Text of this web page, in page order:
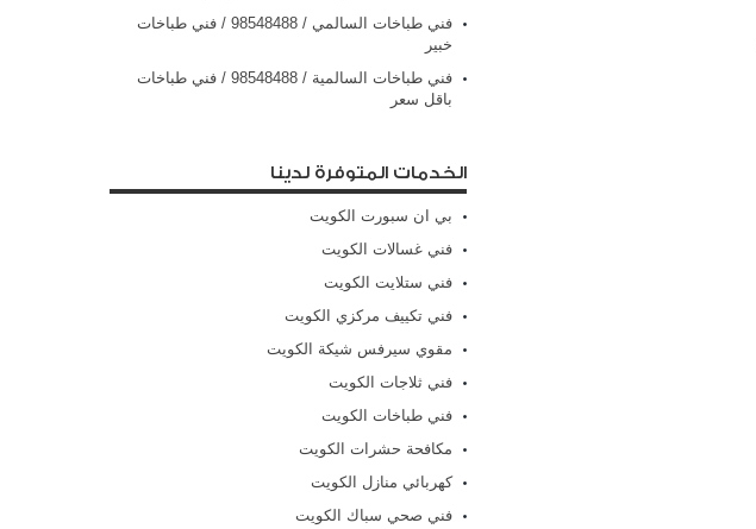
فني طباخات السالمي / 98548488 / فني طباخات
خبير
فني طباخات السالمية / 98548488 / فني طباخات
باقل سعر
الخدمات المتوفرة لدينا
بي ان سبورت الكويت
فني غسالات الكويت
فني ستلايت الكويت
فني تكييف مركزي الكويت
مقوي سيرفس شيكة الكويت
فني ثلاجات الكويت
فني طباخات الكويت
مكافحة حشرات الكويت
كهربائي منازل الكويت
فني صحي سباك الكويت